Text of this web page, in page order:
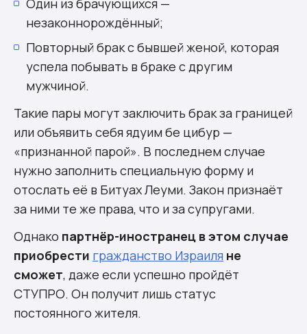
незаконнорождённый;
Повторный брак с бывшей женой, которая
успела побывать в браке с другим
мужчиной.
Такие пары могут заключить брак за границей
или объявить себяядуим бе цибур —
«признанной парой». В последнем случае
нужно заполнить специальную форму и
отослать её в Битуах Леуми. Закон признаёт
за ними те же права, что и за супругами.
Однако партнёр-иностранец в этом случае
приобрести гражданство Израиля не
сможет, даже если успешно пройдёт
СТУПРО. Он получит лишь статус
постоянного жителя.